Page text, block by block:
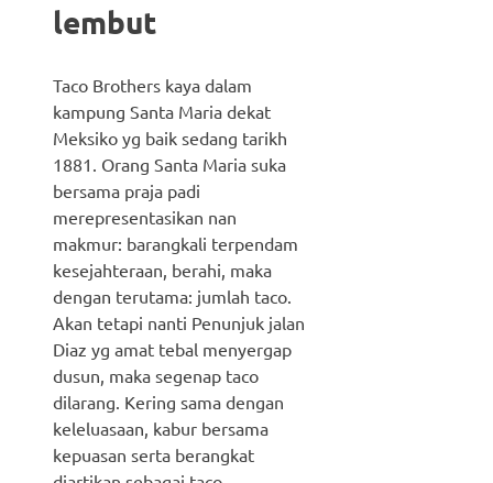
lembut
Taco Brothers kaya dalam
kampung Santa Maria dekat
Meksiko yg baik sedang tarikh
1881. Orang Santa Maria suka
bersama praja padi
merepresentasikan nan
makmur: barangkali terpendam
kesejahteraan, berahi, maka
dengan terutama: jumlah taco.
Akan tetapi nanti Penunjuk jalan
Diaz yg amat tebal menyergap
dusun, maka segenap taco
dilarang. Kering sama dengan
keleluasaan, kabur bersama
kepuasan serta berangkat